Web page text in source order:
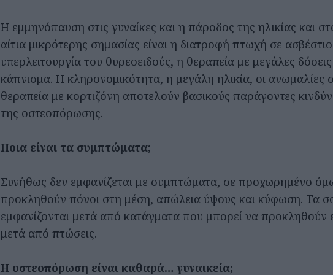
Η εμμηνόπαυση στις γυναίκες και η πάροδος της ηλικίας και
αίτια μικρότερης σημασίας είναι η διατροφή πτωχή σε
υπερλειτουργία του θυρεοειδούς, η θεραπεία με μεγάλες
κάπνισμα. Η κληρονομικότητα, η μεγάλη ηλικία, οι ανωμαλίες
θεραπεία με κορτιζόνη αποτελούν βασικούς παράγοντες
της οστεοπόρωσης.
Ποια είναι τα συμπτώματα;
Συνήθως δεν εμφανίζεται με συμπτώματα, σε προχωρημένο
προκληθούν πόνοι στη μέση, απώλεια ύψους και κύφωση. Τα
εμφανίζονται μετά από κατάγματα που μπορεί να προκληθούν
μετά από πτώσεις.
Η οστεοπόρωση είναι καθαρά… γυναικεία;